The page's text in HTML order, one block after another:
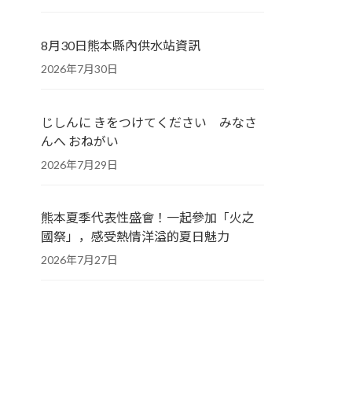
8月30日熊本縣內供水站資訊
2026年7月30日
じしんに きをつけてください みなさ
んへ おねがい
2026年7月29日
熊本夏季代表性盛會！一起參加「火之
國祭」，感受熱情洋溢的夏日魅力
2026年7月27日